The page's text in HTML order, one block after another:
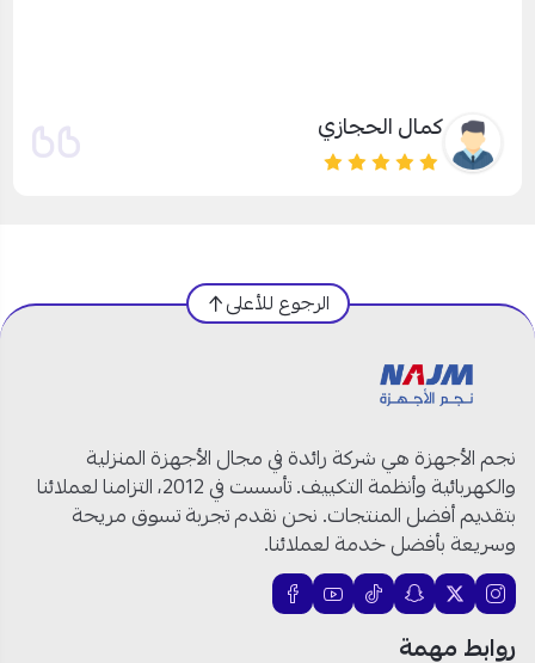
كمال الحجازي
الرجوع للأعلى
نجم الأجهزة هي شركة رائدة في مجال الأجهزة المنزلية
والكهربائية وأنظمة التكييف. تأسست في 2012، التزامنا لعملائنا
بتقديم أفضل المنتجات. نحن نقدم تجربة تسوق مريحة
وسريعة بأفضل خدمة لعملائنا.
روابط مهمة